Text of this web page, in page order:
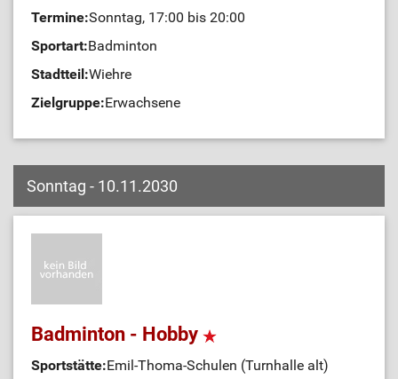
Termine:Sonntag, 17:00 bis 20:00
Sportart:Badminton
Stadtteil:Wiehre
Zielgruppe:Erwachsene
Sonntag - 10.11.2030
Badminton - Hobby
Sportstätte:Emil-Thoma-Schulen (Turnhalle alt)